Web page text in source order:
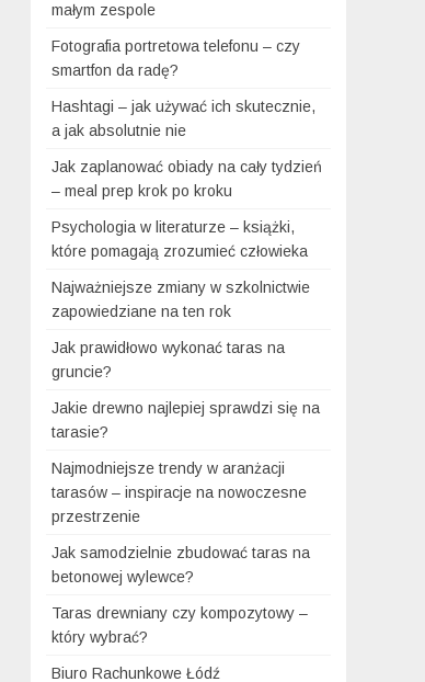
małym zespole
Fotografia portretowa telefonu – czy
smartfon da radę?
Hashtagi – jak używać ich skutecznie,
a jak absolutnie nie
Jak zaplanować obiady na cały tydzień
– meal prep krok po kroku
Psychologia w literaturze – książki,
które pomagają zrozumieć człowieka
Najważniejsze zmiany w szkolnictwie
zapowiedziane na ten rok
Jak prawidłowo wykonać taras na
gruncie?
Jakie drewno najlepiej sprawdzi się na
tarasie?
Najmodniejsze trendy w aranżacji
tarasów – inspiracje na nowoczesne
przestrzenie
Jak samodzielnie zbudować taras na
betonowej wylewce?
Taras drewniany czy kompozytowy –
który wybrać?
Biuro Rachunkowe Łódź